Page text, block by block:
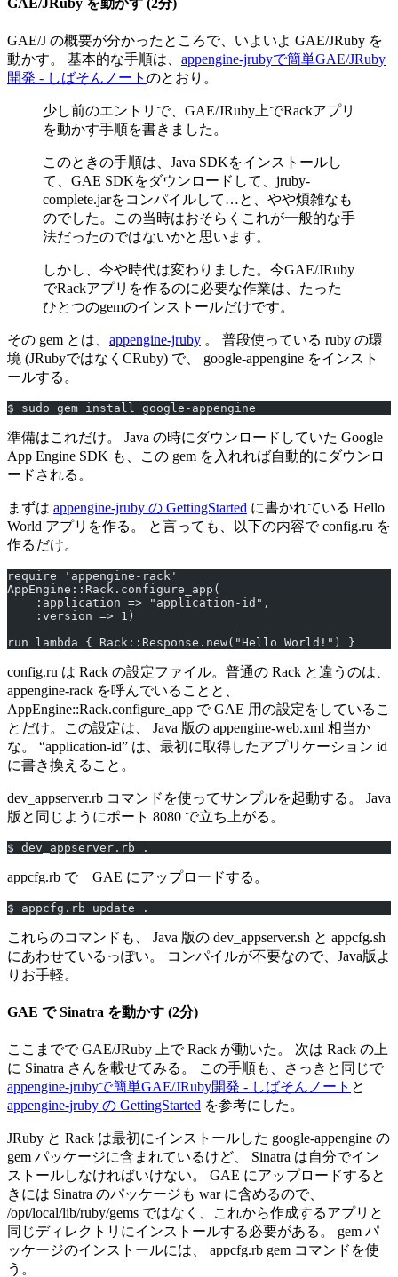
GAE/J の概要が分かったところで、いよいよ GAE/JRuby を
動かす。 基本的な手順は、 appengine-jrubyで簡単GAE/JRuby
開発 - しばそんノート のとおり。
少し前のエントリで、GAE/JRuby上でRackアプリ
を動かす手順を書きました。
このときの手順は、Java SDKをインストールし
て、GAE SDKをダウンロードして、jruby-
complete.jarをコンパイルして…と、やや煩雑なも
のでした。この当時はおそらくこれが一般的な手
法だったのではないかと思います。
しかし、今や時代は変わりました。今GAE/JRuby
でRackアプリを作るのに必要な作業は、たった
ひとつのgemのインストールだけです。
その gem とは、 appengine-jruby 。 普段使っている ruby の環
境 (JRubyではなくCRuby) で、 google-appengine をインスト
ールする。
$ sudo gem install google-appengine
準備はこれだけ。 Java の時にダウンロードしていた Google
App Engine SDK も、この gem を入れれば自動的にダウンロ
ードされる。
まずは appengine-jruby の GettingStarted に書かれている Hello
World アプリを作る。 と言っても、以下の内容で config.ru を
作るだけ。
require 'appengine-rack'
AppEngine::Rack.configure_app(
    :application => "application-id",
    :version => 1)
run lambda { Rack::Response.new("Hello World!") }
config.ru は Rack の設定ファイル。普通の Rack と違うのは、
appengine-rack を呼んでいることと、
AppEngine::Rack.configure_app で GAE 用の設定をしているこ
とだけ。この設定は、 Java 版の appengine-web.xml 相当か
な。 “application-id” は、最初に取得したアプリケーション id
に書き換えること。
dev_appserver.rb コマンドを使ってサンプルを起動する。 Java
版と同じようにポート 8080 で立ち上がる。
$ dev_appserver.rb .
appcfg.rb で GAE にアップロードする。
$ appcfg.rb update .
これらのコマンドも、 Java 版の dev_appserver.sh と appcfg.sh
にあわせているっぽい。 コンパイルが不要なので、Java版よ
りお手軽。
GAE で Sinatra を動かす (2分)
ここまでで GAE/JRuby 上で Rack が動いた。 次は Rack の上
に Sinatra さんを載せてみる。 この手順も、さっきと同じで
appengine-jrubyで簡単GAE/JRuby開発 - しばそんノート と
appengine-jruby の GettingStarted を参考にした。
JRuby と Rack は最初にインストールした google-appengine の
gem パッケージに含まれているけど、 Sinatra は自分でイン
ストールしなければいけない。 GAE にアップロードすると
きには Sinatra のパッケージも war に含めるので、
/opt/local/lib/ruby/gems ではなく、これから作成するアプリと
同じディレクトリにインストールする必要がある。 gem パ
ッケージのインストールには、 appcfg.rb gem コマンドを使
う。